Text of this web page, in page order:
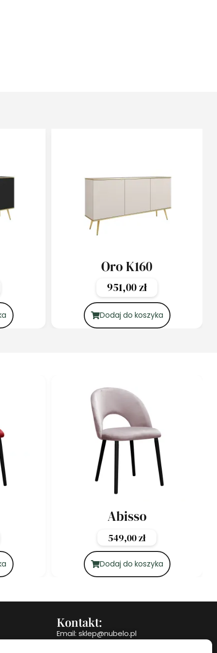
Oro K160
951,00zł
Dodaj do koszyka
Abisso
549,00zł
Dodaj do koszyka
Kontakt:
Email: sklep@nubelo.pl